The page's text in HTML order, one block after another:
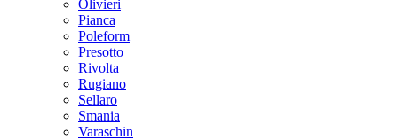
Olivieri
Pianca
Poleform
Presotto
Rivolta
Rugiano
Sellaro
Smania
Varaschin